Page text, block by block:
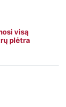
visą
plėtra